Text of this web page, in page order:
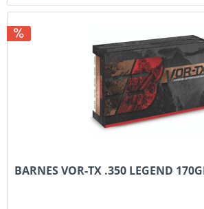
BARNES VOR-TX .350 LEGEND